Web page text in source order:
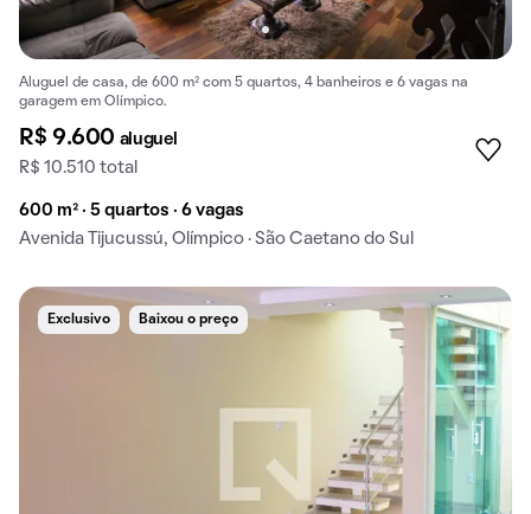
Aluguel de casa, de 600 m² com 5 quartos, 4 banheiros e 6 vagas na
garagem em Olímpico.
R$ 9.600 aluguel
R$ 10.510 total
600 m² · 5 quartos · 6 vagas
Avenida Tijucussú, Olímpico · São Caetano do Sul
Exclusivo Baixou o preço